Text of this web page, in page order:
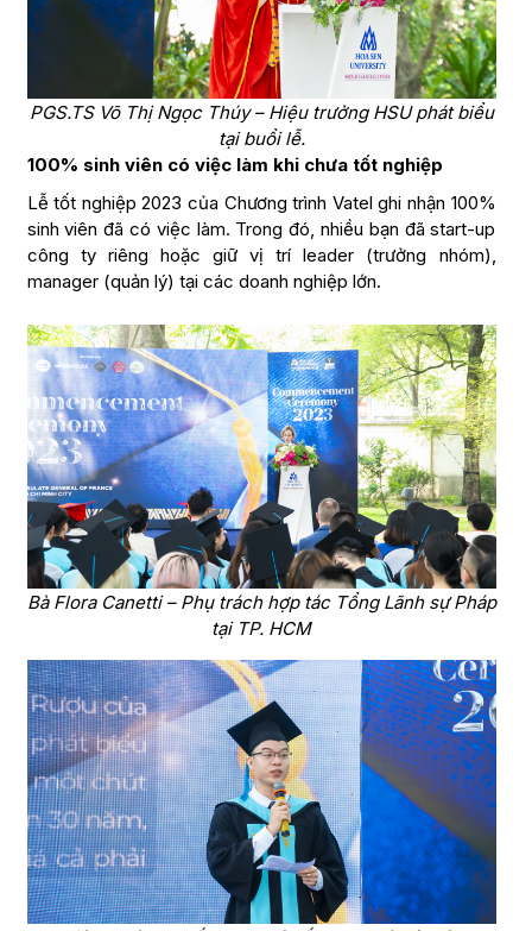
PGS.TS Võ Thị Ngọc Thúy – Hiệu trưởng HSU phát biểu
tại buổi lễ.
100% sinh viên có việc làm khi chưa tốt nghiệp
Lễ tốt nghiệp 2023 của Chương trình Vatel ghi nhận 100%
sinh viên đã có việc làm. Trong đó, nhiều bạn đã start-up
công ty riêng hoặc giữ vị trí leader (trưởng nhóm),
manager (quản lý) tại các doanh nghiệp lớn.
Bà Flora Canetti – Phụ trách hợp tác Tổng Lãnh sự Pháp
tại TP. HCM